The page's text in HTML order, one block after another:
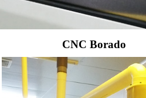
CNC Borado